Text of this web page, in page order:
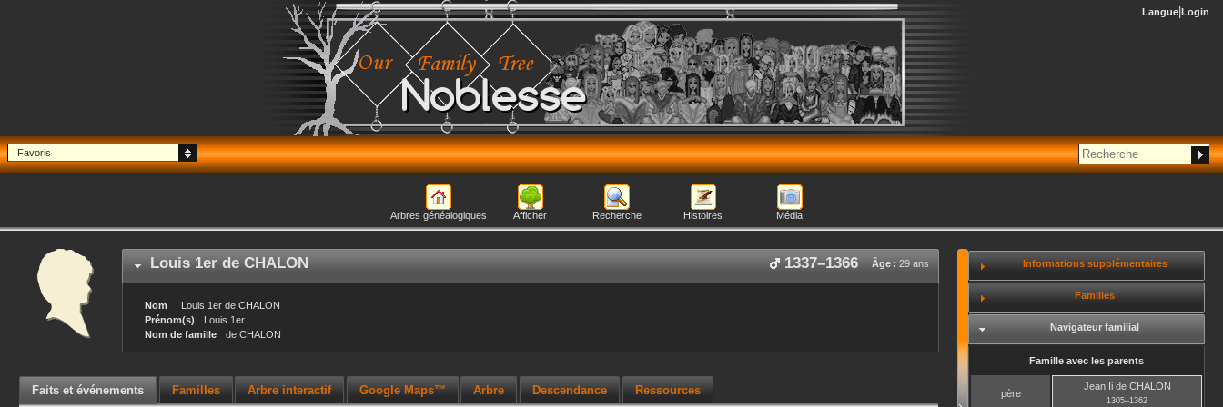
Noblesse
Langue Login
Favoris
Arbres généalogiques Afficher Recherche Histoires Média
Louis 1er de CHALON Âge : 29 ans
1337–1366
Nom Louis 1er de CHALON
Prénom(s)
Louis 1er
Nom de famille
de CHALON
Faits et événements Familles Arbre interactif Google Maps™ Arbre Descendance Ressources
Informations supplémentaires
Familles
Navigateur familial
Famille avec les parents
père
Jean Iide CHALON
1305–1362